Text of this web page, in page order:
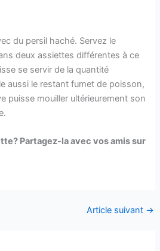
du persil haché. Servez le
deux assiettes différentes à ce
se servir de la quantité
aussi le restant fumet de poisson,
puisse mouiller ultérieurement son
Partagez-la avec vos amis sur
Article suivant →